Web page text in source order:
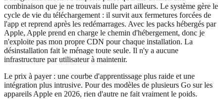
combinaison que je ne trouvais nulle part ailleurs. Le système gère le
cycle de vie du téléchargement : il survit aux fermetures forcées de
l'app et reprend après les redémarrages. Avec les packs hébergés par
Apple, Apple prend en charge le chemin d'hébergement, donc je
n'exploite pas mon propre CDN pour chaque installation. La
désinstallation fait le ménage toute seule. Il n'y a aucune
infrastructure par utilisateur à maintenir.
Le prix à payer : une courbe d'apprentissage plus raide et une
intégration plus intrusive. Pour des modèles de plusieurs Go sur les
appareils Apple en 2026, rien d'autre ne fait vraiment le poids.